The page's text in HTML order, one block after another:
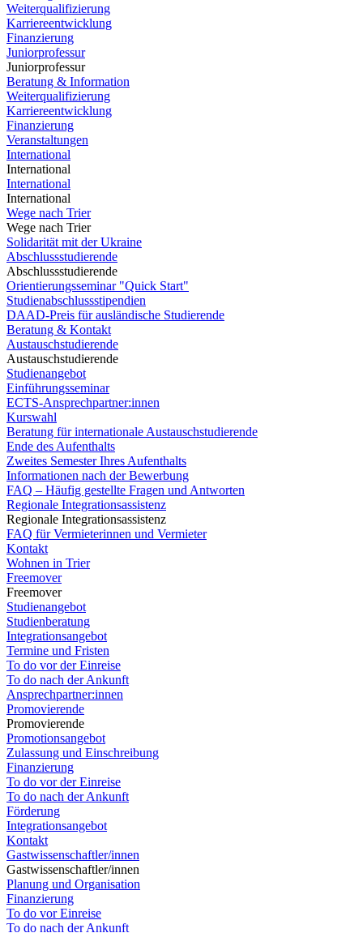
Weiterqualifizierung
Karriereentwicklung
Finanzierung
Juniorprofessur
Juniorprofessur
Beratung & Information
Weiterqualifizierung
Karriereentwicklung
Finanzierung
Veranstaltungen
International
International
International
International
Wege nach Trier
Wege nach Trier
Solidarität mit der Ukraine
Abschlussstudierende
Abschlussstudierende
Orientierungsseminar "Quick Start"
Studienabschlussstipendien
DAAD-Preis für ausländische Studierende
Beratung & Kontakt
Austauschstudierende
Austauschstudierende
Studienangebot
Einführungsseminar
ECTS-Ansprechpartner:innen
Kurswahl
Beratung für internationale Austauschstudierende
Ende des Aufenthalts
Zweites Semester Ihres Aufenthalts
Informationen nach der Bewerbung
FAQ – Häufig gestellte Fragen und Antworten
Regionale Integrationsassistenz
Regionale Integrationsassistenz
FAQ für Vermieterinnen und Vermieter
Kontakt
Wohnen in Trier
Freemover
Freemover
Studienangebot
Studienberatung
Integrationsangebot
Termine und Fristen
To do vor der Einreise
To do nach der Ankunft
Ansprechpartner:innen
Promovierende
Promovierende
Promotionsangebot
Zulassung und Einschreibung
Finanzierung
To do vor der Einreise
To do nach der Ankunft
Förderung
Integrationsangebot
Kontakt
Gastwissenschaftler/innen
Gastwissenschaftler/innen
Planung und Organisation
Finanzierung
To do vor Einreise
To do nach der Ankunft